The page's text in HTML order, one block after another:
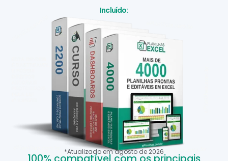
Incluído:
*Atualizado emagostode 2026